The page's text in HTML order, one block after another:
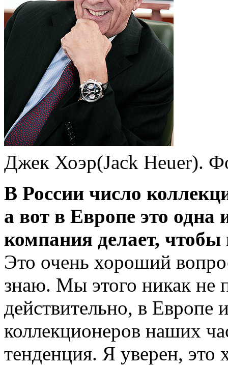
Джек Хоэр(Jack Heuer).
В России число
а вот в Европе это
компания делает, чтобы
Это очень хороший
знаю. Мы этого никак не
действительно, в Европе
коллекционеров наших
тенденция. Я уверен,